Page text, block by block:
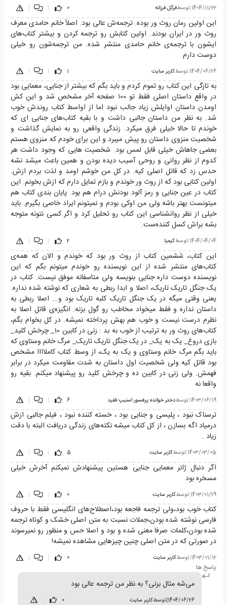
1404/11/22
|توسطفرگل فرزانه 0
|
|
این اولین رمان روث ور بوده. ترجمه‌ش عالی بود. اصلاً خانم حامدی معرف
روث ور در ایران بودند. اولین کتابش رو ترجمه کردن و بیشتر کتاب‌های
ایشون با ترجمه‌ی خانم حامدی منتشر شده. من ترجمه‌شون رو خیلی
دوست دارم
1404/06/26
|توسطکاربر سایت 1
|
|
به تازگی این کتاب رو تموم کردم و باید بگم که بیشتر از جنایی، معمایی بود
در واقع داستان اصلی فقط تو ۱۰۰ صفحه آخر مشخص شد و این کش
اومدن داستان اوایلش زیاد جالب نبود اما از اواسط کتاب روندش خوب
شد. به نظر من داستان جالبی داشت و با بقیه کتاب‌های جنایی ای که
خوندم تا حالا خیلی فرق میکرد. زندگی واقعی رو به نمایش گذاشت و
شخصیت منزوی داستان رو پیش میبرد و این برای خودم که منزوی هستم
بعضی جاهاش خیلی قابل لمس بود. شخصیت هایی که وجود داشت هر
کدوم از نظر روانی و روحی آسیب دیده بودن و همین باعث میشد نشه
حدس زد که قاتل اصلی کیه. در کل من خوشم اومد و لذت بردم ازش.
اولین کتابی بود که از روث ور خوندم و بازم تمایل دارم که ازش بخونم. این
کتاب در عین جنایی و رمز آلود بودنش درام هم بود. پایان بندی کتاب هم
میتونست بهتر باشه ولی من اوکی بودم و نمیتونم ایراد خاصی بگیرم. باید
خیلی از نظر روانشناسی این کتاب رو تحلیل کرد و اگر کسی نتونه متوجه
بشه براش کسل کننده‌ست.
1404/04/04
|توسطکیمیا 2
|
|
این کتاب، ششمین کتاب از روث ور بود که خوندم و الان که همه‌ی
کتاب‌های منتشر شده از این نویسنده رو خوندم میتونم بگم که این
نویسنده دوست داره جنایی بنویسه ولی متاسفانه موفق نیست. کتاب در
یک جنگل تاریک تاریک، اصلا و ابدا ربطی به شعاری که نوشته شده نداره.
یعنی وقتی میگه در یک جنگل تاریک کلبه تاریک بود و... اصلا ربطی به
داستان نداره و فقط میخواد مخاطب رو گول بزنه. انگیزه‌ی قاتل اصلا به
نظرم درست نیست و خوب هم بهش پرداخته نمیشه. در کل بخوام بگم،
کتاب‌های روث ور به ترتیب از خوب به بد : زنی در کابین 10_ چرخش کلید_
بازی دروغ_ یک به یک_ در یک جنگل تاریک تاریک_ مرگ خانم وستاوی که
باید بگم مرگ خانم وستاوی و یک به یک، از وسط کتاب کاملاااا مشخص
بود قاتل کیه ولی شخصیت اول داستان به شدت مقاومت میکرد در برابر
فهمش. ولی زنی در کابین ده و چرخش کلید رو پیشنهاد میکنم. بقیه رو
واقعا نه
1403/06/19
|توسطدختر خوانده پرفسور اسنیپ فقید 6
|
|
ترسناک نبود ، پلیسی و جنایی بود ، خسته کننده نبود ، فیلم جالبی ازش
درمیاد اگه بسازن ، از کل کتاب میشه نکته‌های زندگی دریافت البته با دقت
زیاد .
1403/03/05
|توسطکاربر سایت 5
|
|
اگر دنبال ژانر معمایی جنایی هستین پیشنهادش نمیکنم آخرش خیلی
مسخره بود
1403/01/29
|توسطکاربر سایت 0
|
|
کتاب خوب بود،ولی ترجمه فاجعه بود،اصطلاح‌های انگلیسی فقط با حروف
فارسی نوشته شده بودن،جملات نسبت به متن اصلی خشک و کوتاه ترجمه
شده بودن،کلمات صرفا معنی شده و بود و اصلا حس و منظور رو نمیرسوند
در صورتی که در متن اصلی چنین چیزهایی مشاهده نمیشه!
1403/01/12
|توسطکاربر سایت 0
|
|
پاسخ ها
می‌شه مثال بزنی؟ به نظر من ترجمه عالی بود
1404/06/26
|توسطکاربر سایت 0